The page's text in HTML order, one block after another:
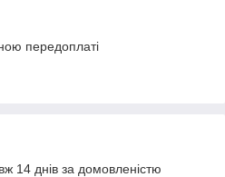
передоплаті
14 днів за домовленістю